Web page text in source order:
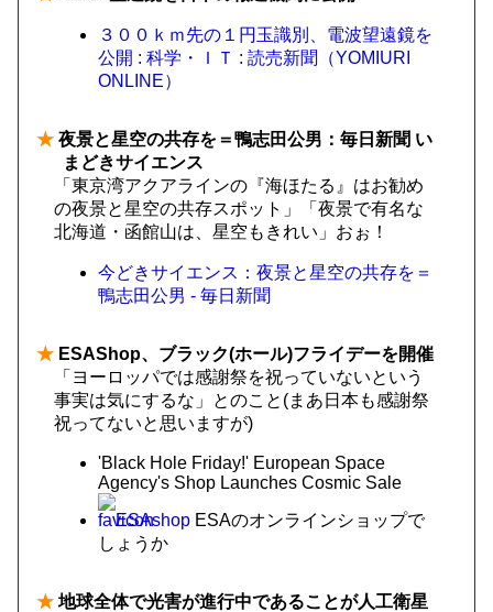
３００ｋｍ先の１円玉識別、電波望遠鏡を
公開 : 科学・ＩＴ : 読売新聞（YOMIURI
ONLINE）
★ 夜景と星空の共存を＝鴨志田公男：毎日新聞 い
まどきサイエンス
「東京湾アクアラインの『海ほたる』はお勧め
の夜景と星空の共存スポット」「夜景で有名な
北海道・函館山は、星空もきれい」おぉ！
今どきサイエンス：夜景と星空の共存を＝
鴨志田公男 - 毎日新聞
★ ESAShop、ブラック(ホール)フライデーを開催
「ヨーロッパでは感謝祭を祝っていないという
事実は気にするな」とのこと(まあ日本も感謝祭
祝ってないと思いますが)
'Black Hole Friday!' European Space
Agency's Shop Launches Cosmic Sale
ESAshop ESAのオンラインショップで
しょうか
★ 地球全体で光害が進行中であることが人工衛星